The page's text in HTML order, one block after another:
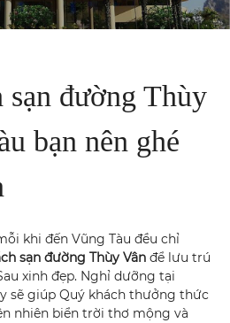
sạn đường Thùy
bạn nên ghé
khi đến Vũng Tàu đều chỉ
sạn đường Thùy Vân để lưu trú
xinh đẹp. Nghỉ dưỡng tại
sẽ giúp Quý khách thưởng thức
nhiên biển trời thơ mộng và